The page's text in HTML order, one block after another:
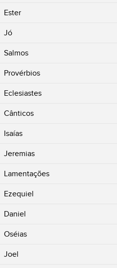
Ester
Jó
Salmos
Provérbios
Eclesiastes
Cânticos
Isaías
Jeremias
Lamentações
Ezequiel
Daniel
Oséias
Joel